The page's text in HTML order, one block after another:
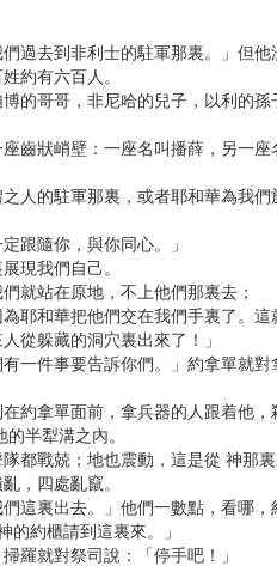
過去到非利士的駐軍那裏。」但他
約有六百人。
的哥哥，非尼哈的兒子，以利的
齒狀峭壁：一座名叫播薛，另一座
人的駐軍那裏，或者耶和華為我們
跟隨你，與你同心。」
現我們自己。
就站在原地，不上他們那裏去；
耶和華把他們交在我們手裏了。這
從躲藏的洞穴裏出來了！」
一件事要告訴你們。」約拿單就
約拿單面前，拿兵器的人跟着他，
半犁溝之內。
都戰兢；地也震動，這是從 神那裏
，四處亂竄。
這裏出去。」他們一數點，看哪，
約櫃請到這裏來。」
羅就對祭司說：「停手吧！」